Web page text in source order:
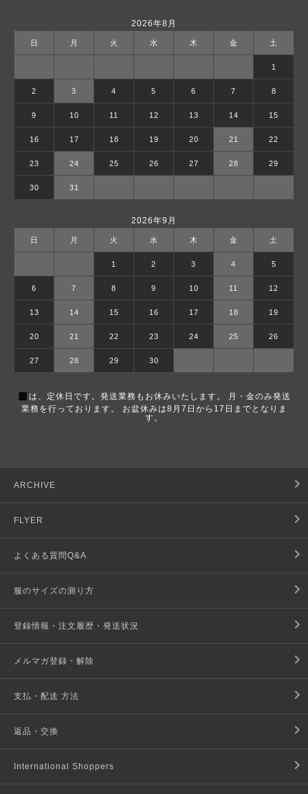
2026年8月
日 月 火 水 木 金 土
1
2 3 4 5 6 7 8
9 10 11 12 13 14 15
16 17 18 19 20 21 22
23 24 25 26 27 28 29
30 31
2026年9月
日 月 火 水 木 金 土
1 2 3 4 5
6 7 8 9 10 11 12
13 14 15 16 17 18 19
20 21 22 23 24 25 26
27 28 29 30
■ は、定休日です。発送業務もお休みいたします。 月・金のみ発送
業務を行っております。 お盆休みは8月7日から17日までとなりま
す。
ARCHIVE
FLYER
よくある質問Q&A
服のサイズの測り方
登録情報・注文履歴・発送状況
メルマガ登録・解除
支払・配送 方法
返品・交換
International Shoppers